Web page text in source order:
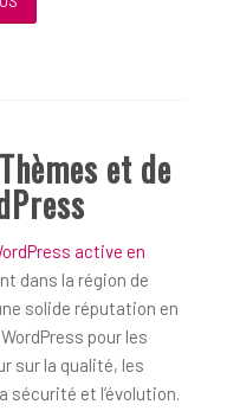
et de
active en
dans la région de
solide réputation en
pour les
sur la qualité, les
sécurité et l’évolution.